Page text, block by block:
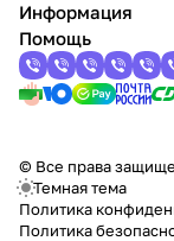
Информация
Помощь
© Все права
Темная тема
Политика
Политика